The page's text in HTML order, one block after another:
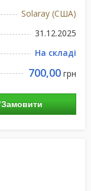
Solaray (США)
31.12.2025
На складі
700,00 грн
Замовити